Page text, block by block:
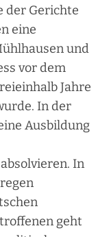
der Gerichte
eine
und
vor dem
Jahre
In der
Ausbildung
In
geht